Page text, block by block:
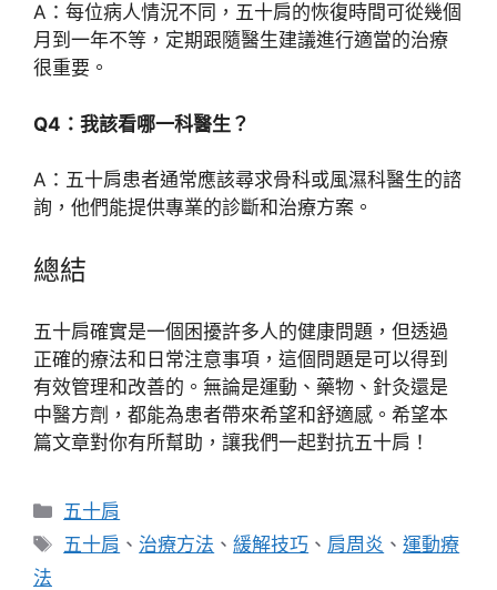
A：每位病人情況不同，五十肩的恢復時間可從幾個
月到一年不等，定期跟隨醫生建議進行適當的治療
很重要。
Q4：我該看哪一科醫生？
A：五十肩患者通常應該尋求骨科或風濕科醫生的諮
詢，他們能提供專業的診斷和治療方案。
總結
五十肩確實是一個困擾許多人的健康問題，但透過
正確的療法和日常注意事項，這個問題是可以得到
有效管理和改善的。無論是運動、藥物、針灸還是
中醫方劑，都能為患者帶來希望和舒適感。希望本
篇文章對你有所幫助，讓我們一起對抗五十肩！
分
類
五十肩
標
五十肩 、 治療方法 、緩解技巧 、 肩周炎 、運動療
法